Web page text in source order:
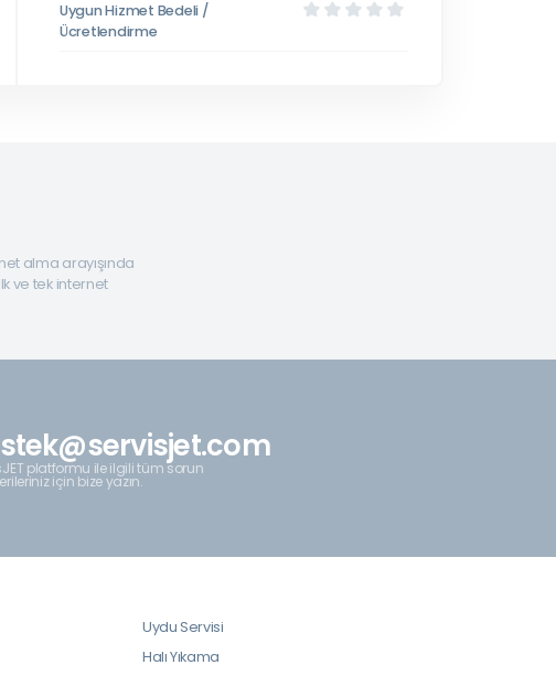
Uygun Hizmet Bedeli /
Ücretlendirme
alma arayışında
ve tek internet
platformu ile ilgili tüm sorun
için bize yazın.
Uydu Servisi
Halı Yıkama